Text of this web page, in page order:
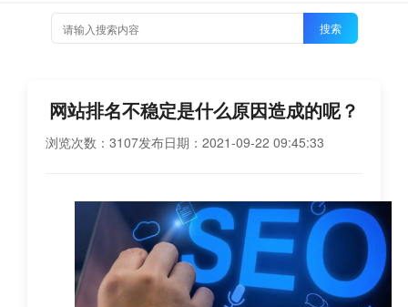
搜索
网站排名不稳定是什么原因造成的呢？
浏览次数：3107发布日期：2021-09-22 09:45:33